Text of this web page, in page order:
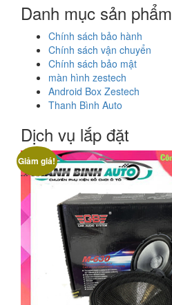
Danh mục sản phẩm
Chính sách bảo hành
Chính sách vận chuyển
Chính sách bảo mật
màn hình zestech
Android Box Zestech
Thanh Bình Auto
Dịch vụ lắp đặt
Giảm giá!